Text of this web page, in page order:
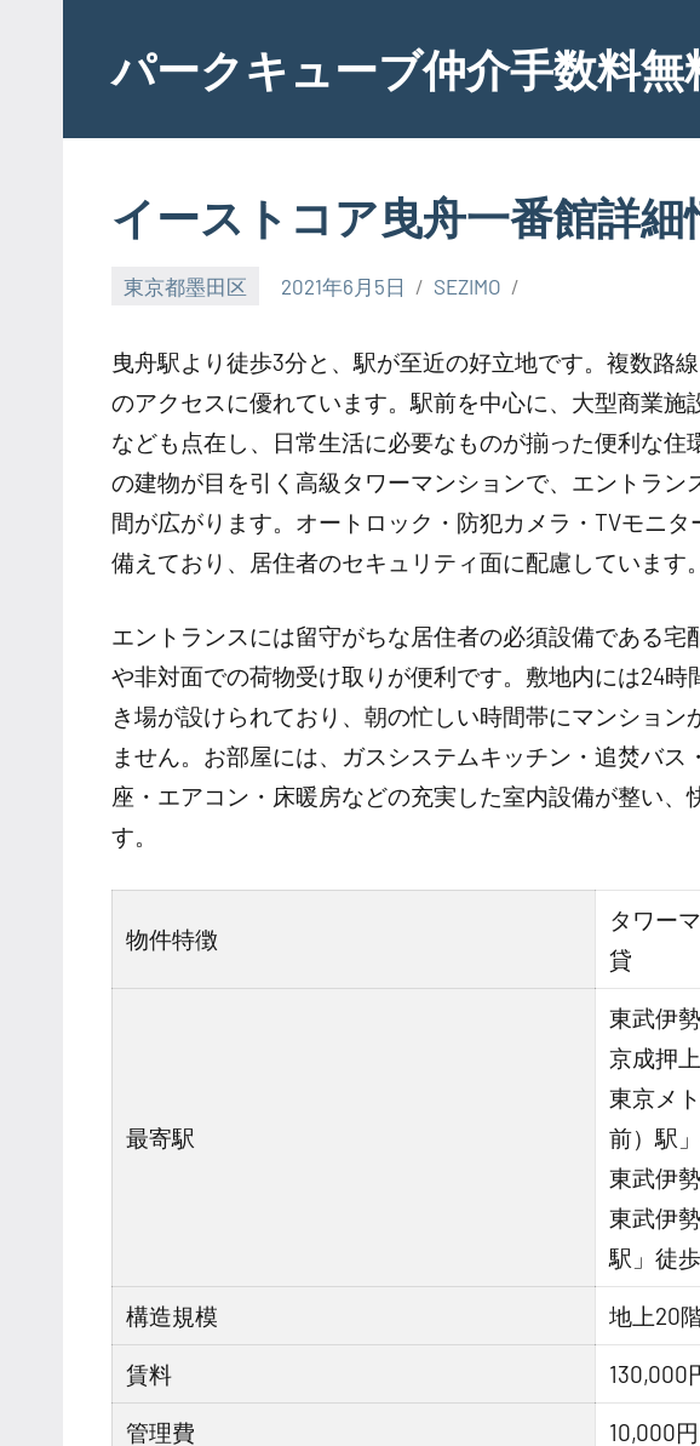
contentパークキューブ仲介手数料無
イーストコア曳舟一番館詳細
東京都墨田区 2021年6月5日 SEZIMO
曳舟駅より徒歩3分と、駅が至近の好立地です。複数路
のアクセスに優れています。駅前を中心に、大型商業施
なども点在し、日常生活に必要なものが揃った便利な住
の建物が目を引く高級タワーマンションで、エントラ
間が広がります。オートロック・防犯カメラ・TVモニ
備えており、居住者のセキュリティ面に配慮しています。
エントランスには留守がちな居住者の必須設備である
や非対面での荷物受け取りが便利です。敷地内には24
き場が設けられており、朝の忙しい時間帯にマンション
ません。お部屋には、ガスシステムキッチン・追焚バ
座・エアコン・床暖房などの充実した室内設備が整い、
す。
物件特徴
タワー
貸
最寄駅
東武伊
京成押
東京メ
前）駅
東武伊
東武伊
駅」徒
構造規模 地上20
賃料 130,000
管理費 10,000